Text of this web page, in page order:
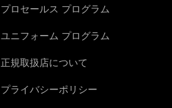
プロセールス プログラム
ユニフォーム プログラム
正規取扱店について
プライバシーポリシー